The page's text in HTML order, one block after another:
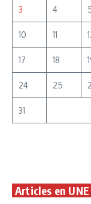
3 4
10 11
17 18
24 25
31
Articles en UNE